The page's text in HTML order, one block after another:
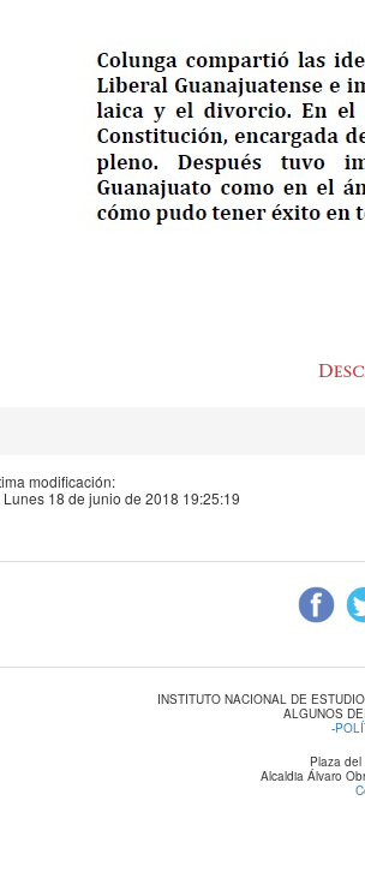
modificación:
Lunes 18 de junio de 2018 19:25:19
INSTITUTO NACIONAL DE
ALGUNOS
-
Plaza
Alcaldia Álvaro